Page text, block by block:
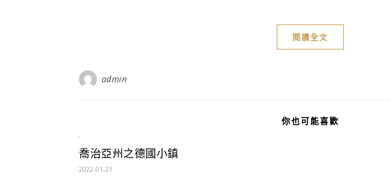
閱讀全文
admin
你也可能喜歡
喬治亞州之德國小鎮
2022-01-21